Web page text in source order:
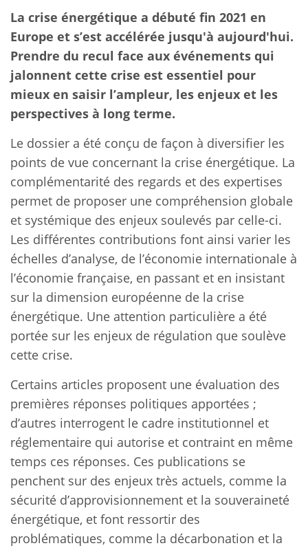
La crise énergétique a débuté fin 2021 en
Europe et s’est accélérée jusqu'à aujourd'hui.
Prendre du recul face aux événements qui
jalonnent cette crise est essentiel pour
mieux en saisir l’ampleur, les enjeux et les
perspectives à long terme.
Le dossier a été conçu de façon à diversifier les
points de vue concernant la crise énergétique. La
complémentarité des regards et des expertises
permet de proposer une compréhension globale
et systémique des enjeux soulevés par celle-ci.
Les différentes contributions font ainsi varier les
échelles d’analyse, de l’économie internationale à
l’économie française, en passant et en insistant
sur la dimension européenne de la crise
énergétique. Une attention particulière a été
portée sur les enjeux de régulation que soulève
cette crise.
Certains articles proposent une évaluation des
premières réponses politiques apportées ;
d’autres interrogent le cadre institutionnel et
réglementaire qui autorise et contraint en même
temps ces réponses. Ces publications se
penchent sur des enjeux très actuels, comme la
sécurité d’approvisionnement et la souveraineté
énergétique, et font ressortir des
problématiques, comme la décarbonation et la